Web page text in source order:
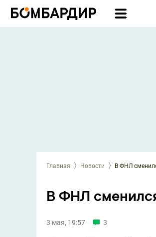
Главная Новости В ФНЛ
В ФНЛ
3 мая, 19:57 3